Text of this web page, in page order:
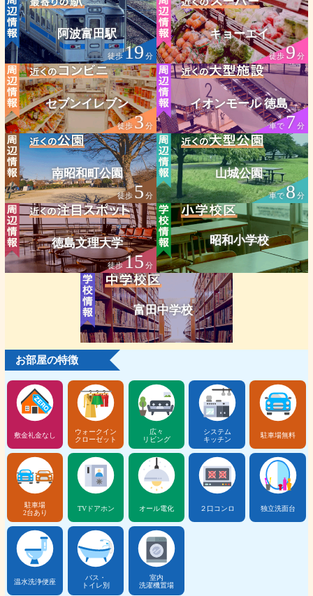
阿波富田駅
徒歩19分
キョーエイ
徒歩9分
セブンイレブン
徒歩3分
イオンモール 徳島
車で7分
南昭和町公園
徒歩5 分
山城公園
車で8 分
徳島文理大学
徒歩15分
昭和小学校
富田中学校
お部屋の特徴
敷金礼金なし
ウォークイン
クローゼット
広々
リビング
システム
キッチン
駐車場無料
駐車場
2台あり
TVドアホン オール電化 ２口コンロ 独立洗面台
温水洗浄便座
バス・
トイレ別
室内
洗濯機置場